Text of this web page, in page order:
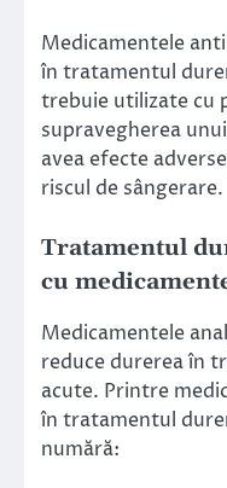
Medicamentele
în tratamentul
trebuie utilizate cu
supravegherea
avea efecte
riscul de sângerare.
Tratamentul
cu
Medicamentele
reduce durerea în
acute. Printre
în tratamentul
numără: